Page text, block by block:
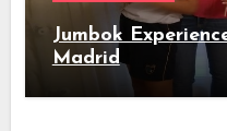
Jumbok
Madrid